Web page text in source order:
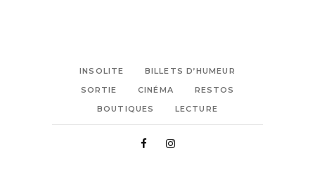
INSOLITE
BILLETS D’HUMEUR
SORTIE
CINÉMA
RESTOS
BOUTIQUES
LECTURE